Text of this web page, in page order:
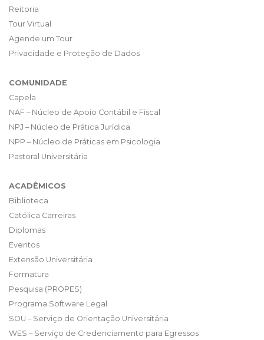
Reitoria
Tour Virtual
Agende um Tour
Privacidade e Proteção de Dados
COMUNIDADE
Capela
NAF – Núcleo de Apoio Contábil e Fiscal
NPJ – Núcleo de Prática Jurídica
NPP – Núcleo de Práticas em Psicologia
Pastoral Universitária
ACADÊMICOS
Biblioteca
Católica Carreiras
Diplomas
Eventos
Extensão Universitária
Formatura
Pesquisa (PROPES)
Programa Software Legal
SOU – Serviço de Orientação Universitária
WES – Serviço de Credenciamento para Egressos